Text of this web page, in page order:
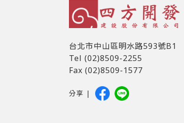
台北市中山區明水路593號B1
Tel (02)8509-2255
Fax (02)8509-1577
分享 |